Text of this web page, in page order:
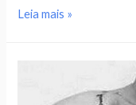
Leia mais »